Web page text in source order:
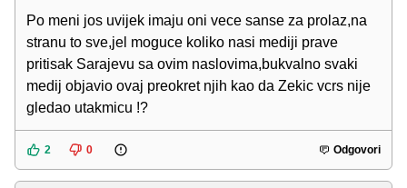
Po meni jos uvijek imaju oni vece sanse za prolaz,na
stranu to sve,jel moguce koliko nasi mediji prave
pritisak Sarajevu sa ovim naslovima,bukvalno svaki
medij objavio ovaj preokret njih kao da Zekic vcrs nije
gledao utakmicu !?
2 0 Odgovori